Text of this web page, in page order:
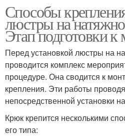
Способы
люстры на
Этап подготовки
Перед установкой люстры на
проводится комплекс
процедуре. Она сводится к
крепления. Эти работы
непосредственной установки
Крюк крепится несколькими
его типа: